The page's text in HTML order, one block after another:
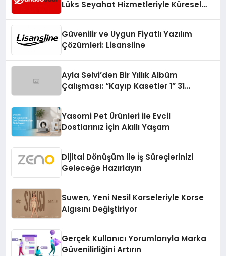
Lüks Seyahat Hizmetleriyle Küresel
Güvenilir ve Uygun Fiyatlı Yazılım
Çözümleri: Lisansline
Ayla Selvi’den Bir Yıllık Albüm
Çalışması: “Kayıp Kasetler 1” 31
Yasomi Pet Ürünleri ile Evcil
Dostlarınız İçin Akıllı Yaşam
Dijital Dönüşüm ile İş Süreçlerinizi
Geleceğe Hazırlayın
Suwen, Yeni Nesil Korseleriyle Korse
Algısını Değiştiriyor
Gerçek Kullanıcı Yorumlarıyla Marka
Güvenilirliğini Artırın